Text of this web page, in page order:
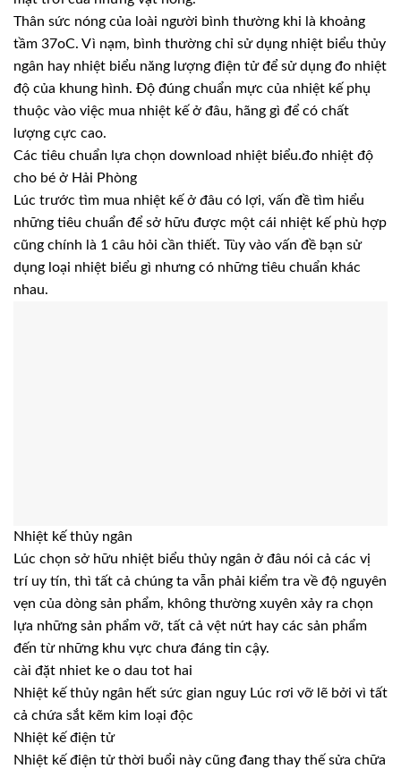
Thân sức nóng của loài người bình thường khi là khoảng
tầm 37oC. Vì nạm, bình thường chỉ sử dụng nhiệt biểu thủy
ngân hay nhiệt biểu năng lượng điện tử để sử dụng đo nhiệt
độ của khung hình. Độ đúng chuẩn mực của nhiệt kế phụ
thuộc vào việc mua nhiệt kế ở đâu, hãng gì để có chất
lượng cực cao.
Các tiêu chuẩn lựa chọn download nhiệt biểu.đo nhiệt độ
cho bé ở Hải Phòng
Lúc trước tìm mua nhiệt kế ở đâu có lợi, vấn đề tìm hiểu
những tiêu chuẩn để sở hữu được một cái nhiệt kế phù hợp
cũng chính là 1 câu hỏi cần thiết. Tùy vào vấn đề bạn sử
dụng loại nhiệt biểu gì nhưng có những tiêu chuẩn khác
nhau.
Nhiệt kế thủy ngân
Lúc chọn sở hữu nhiệt biểu thủy ngân ở đâu nói cả các vị
trí uy tín, thì tất cả chúng ta vẫn phải kiểm tra về độ nguyên
vẹn của dòng sản phẩm, không thường xuyên xảy ra chọn
lựa những sản phẩm vỡ, tất cả vệt nứt hay các sản phẩm
đến từ những khu vực chưa đáng tin cậy.
cài đặt nhiet ke o dau tot hai
Nhiệt kế thủy ngân hết sức gian nguy Lúc rơi vỡ lẽ bởi vì tất
cả chứa sắt kẽm kim loại độc
Nhiệt kế điện tử
Nhiệt kế điện tử thời buổi này cũng đang thay thế sửa chữa